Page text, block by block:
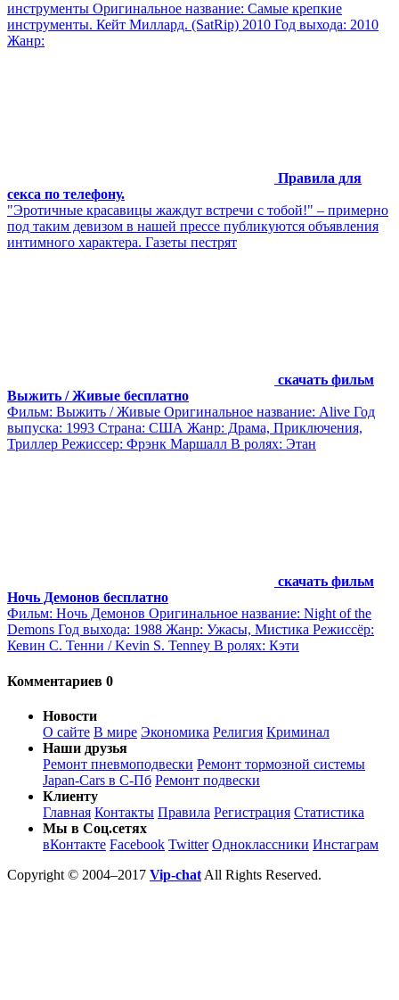
инструменты Оригинальное название: Самые крепкие
инструменты. Кейт Миллард. (SatRip) 2010 Год выхода: 2010
Жанр:
Правила для
секса по телефону.
"Эротичные красавицы жаждут встречи с тобой!" – примерно
под таким девизом в нашей прессе публикуются объявления
интимного характера. Газеты пестрят
скачать фильм
Выжить / Живые бесплатно
Фильм: Выжить / Живые Оригинальное название: Alive Год
выпуска: 1993 Страна: США Жанр: Драма, Приключения,
Триллер Режиссер: Фрэнк Маршалл В ролях: Этан
скачать фильм
Ночь Демонов бесплатно
Фильм: Ночь Демонов Оригинальное название: Night of the
Demons Год выхода: 1988 Жанр: Ужасы, Мистика Режиссёр:
Кевин С. Тенни / Kevin S. Tenney В ролях: Кэти
Комментариев 0
Новости
О сайте В мире Экономика Религия Криминал
Наши друзья
Ремонт пневмоподвески Ремонт тормозной системы
Japan-Cars в С-Пб Ремонт подвески
Клиенту
Главная Контакты Правила Регистрация Статистика
Мы в Соц.сетях
вКонтакте Facebook Twitter Одноклассники Инстаграм
Copyright © 2004–2017 Vip-chat All Rights Reserved.